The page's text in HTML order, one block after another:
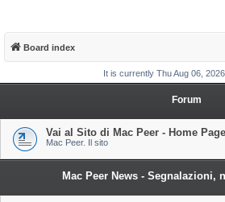
Board index
It is currently Thu Aug 06,
Forum
Vai al Sito di Mac Peer - Home Page
Mac Peer. Il sito
Mac Peer News - Segnalazioni,